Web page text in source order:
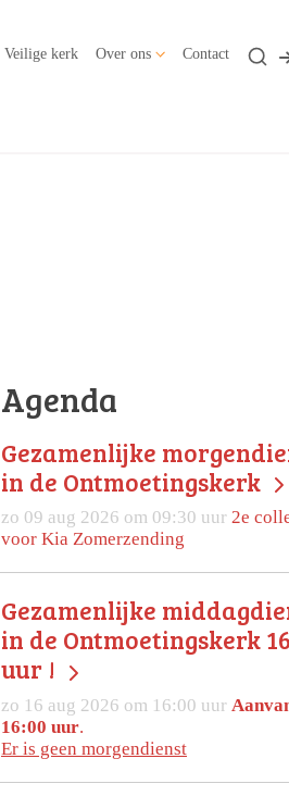
Veilige kerk Over ons Contact
Agenda
Gezamenlijke
in de Ontmoetingskerk
zo 09 aug 2026 om 09:30 uur 2e
voor Kia Zomerzending
Gezamenlijke
in de Ontmoetingskerk
uur !
zo 16 aug 2026 om 16:00 uur
16:00 uur.
Er is geen morgendienst